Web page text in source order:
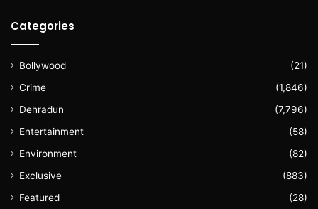
Categories
Bollywood
(21)
Crime
(1,846)
Dehradun
(7,796)
Entertainment
(58)
Environment
(82)
Exclusive
(883)
Featured
(28)